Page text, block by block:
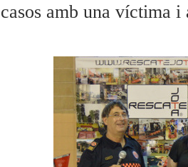
casos amb una víctima